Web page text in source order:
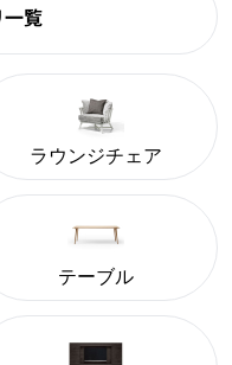
覧
ラウンジチェア
テーブル